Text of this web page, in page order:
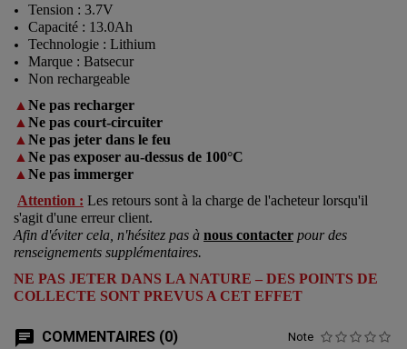
Tension : 3.7V
Capacité : 13.0Ah
Technologie : Lithium
Marque : Batsecur
Non rechargeable
▲ Ne pas recharger
▲ Ne pas court-circuiter
▲ Ne pas jeter dans le feu
▲ Ne pas exposer au-dessus de 100°C
▲ Ne pas immerger
Attention : Les retours sont à la charge de l'acheteur lorsqu'il
s'agit d'une erreur client.
Afin d'éviter cela, n'hésitez pas à nous contacter pour des
renseignements supplémentaires.
NE PAS JETER DANS LA NATURE – DES POINTS DE
COLLECTE SONT PREVUS A CET EFFET
COMMENTAIRES (0) Note